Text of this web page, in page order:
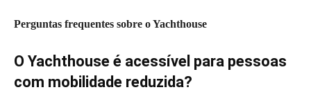
Perguntas frequentes sobre o Yachthouse
O Yachthouse é acessível para pessoas
com mobilidade reduzida?